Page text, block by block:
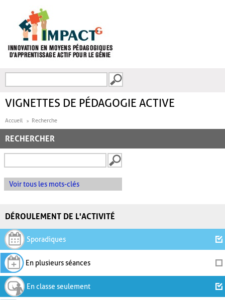
FORMULAIRE DE
VIGNETTES DE PÉDAGOGIE ACTIVE
Accueil Recherche
RECHERCHER
Voir tous les mots-clés
DÉROULEMENT DE L'ACTIVITÉ
Sporadiques
En plusieurs séances
En classe seulement